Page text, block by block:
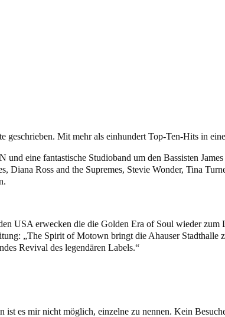
Mit mehr als einhundert Top-Ten-Hits in
eine fantastische Studioband um den Bassisten
Ross and the Supremes, Stevie Wonder, Tina
USA erwecken die die Golden Era of Soul wieder zum
„The Spirit of Motown bringt die Ahauser
Revival des legendären Labels.“
es mir nicht möglich, einzelne zu nennen. Kein